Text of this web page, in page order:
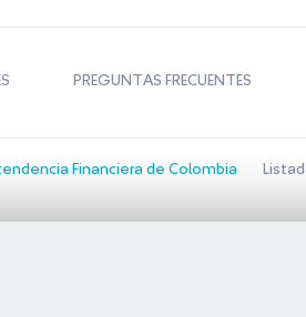
PREGUNTAS FRECUENTES
Financiera de Colombia